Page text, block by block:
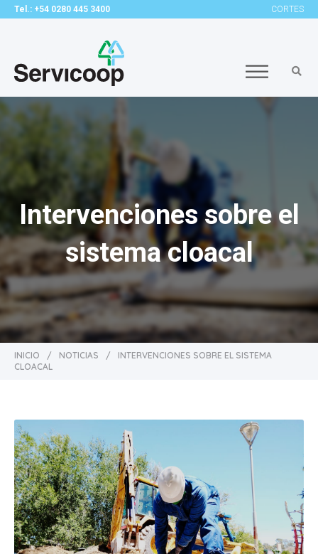
Tel.: +54 0280 445 3400 CORTES
Intervenciones sobre el
sistema cloacal
INICIO / NOTICIAS /
INTERVENCIONES SOBRE EL SISTEMA
CLOACAL